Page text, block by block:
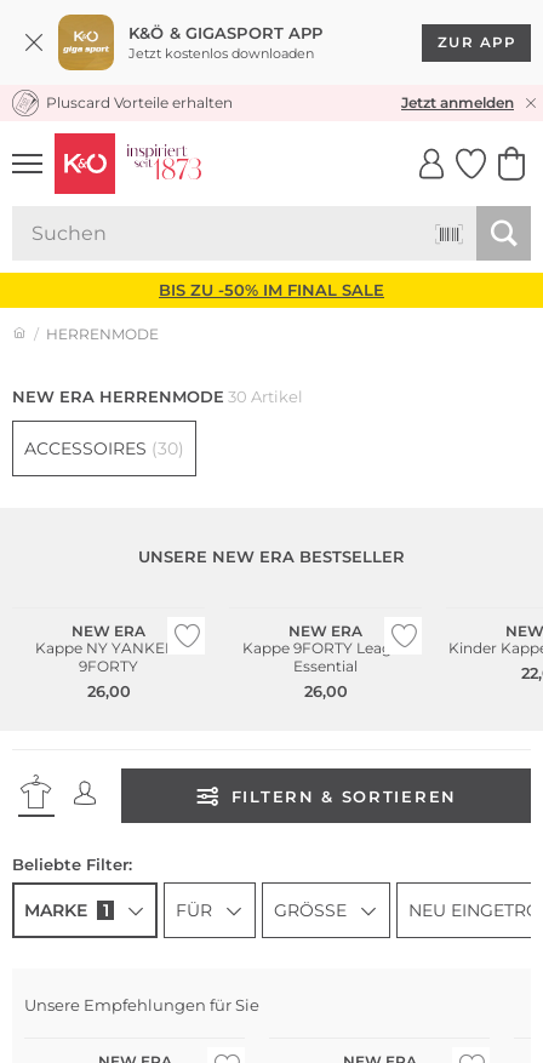
K&Ö & GIGASPORT APP
Jetzt kostenlos downloaden
ZUR APP
KOSTENLOSER VERSAND* & RÜCKVERSAND
Pluscard Vorteile erhalten Jetzt anmelden
UNSERE APP
CLICK &
BIS ZU -50% IM FINAL SALE
HERRENMODE
NEW ERA HERRENMODE 30 Artikel
ACCESSOIRES (30)
UNSERE NEW ERA BESTSELLER
NEW ERA
Kappe NY YANKEES
9FORTY
26,00
NEW ERA
Kappe 9FORTY League
Essential
26,00
Kinder
FILTERN & SORTIEREN
Beliebte Filter:
MARKE 1 FÜR GRÖSSE NEU
Unsere Empfehlungen für Sie